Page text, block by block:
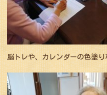
脳トレや、カレンダーの色塗